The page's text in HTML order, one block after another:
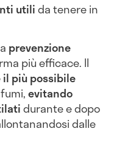
utilida tenere in
prevenzione
più efficace. Il
più possibile
evitando
durante e dopo
dalle